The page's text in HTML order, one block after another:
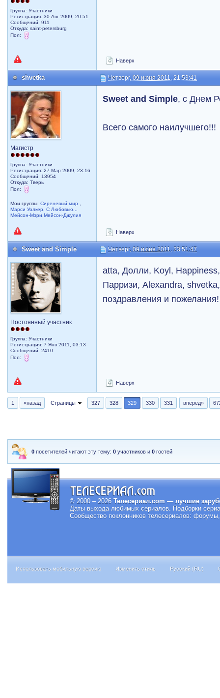
Группа: Участники
Регистрация: 30 Авг 2009, 20:51
Сообщений: 911
Откуда: saint-petersburg
Пол:
Наверх
shvetka Четверг, 09 июня 2011, 21:53:41
Магистр
Группа: Участники
Регистрация: 27 Мар 2009, 23:16
Сообщений: 13954
Откуда: Тверь
Пол:
Мои группы:Сиреневый мир ,
Марси Уолкер,С Любовью...
Мейсон-Мэри,Мейсон-Джулия
Sweet and Simple, с Днем
Всего самого наилучшего!!!
Наверх
Sweet and Simple Четверг, 09 июня 2011, 23:51:47
Постоянный участник
Группа: Участники
Регистрация: 7 Янв 2011, 03:13
Сообщений: 2410
Пол:
atta, Долли, Koyl,
Парризи, Alexandra,
поздравления и
Наверх
1 «назад Страницы 327 328 329 330 331 вперед»
0 посетителей читают эту тему:0 участников и0 гостей
© 2000 – 2026 Телесериал.com — лучшие
Даты выхода любимых сериалов. Подборки
Сообщество поклонников телесериалов:
Использовать мобильную версию Изменить стиль Русский (RU)